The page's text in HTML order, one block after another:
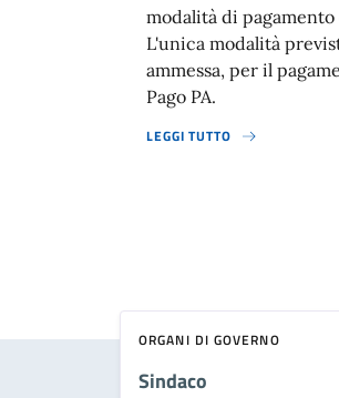
modalità di
L'unica modalità
ammessa, per il
Pago PA.
LEGGI TUTTO
ORGANI DI GOVERNO
Sindaco